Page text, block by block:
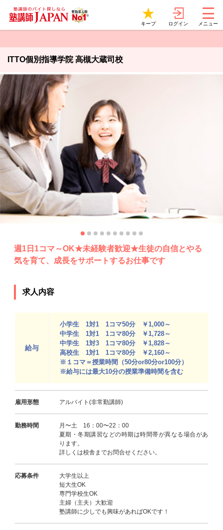
キープ ログイン メニュー
ITTO個別指導学院 高槻大蔵司校
週1日1コマ～OK★未経験者歓迎★生徒の自信とやる
気を育て、成長をサポートするお仕事です
求人内容
給与
小学生 1対1 1コマ50分 ￥1,000～
中学生 1対1 1コマ80分 ￥1,728～
中学生 1対3 1コマ80分 ￥1,828～
高校生 1対1 1コマ80分 ￥2,160～
※１コマ＝授業時間（50分or80分or100分）
※給与には最大10分の授業準備時間を含む
雇用形態 アルバイト(非常勤講師)
勤務時間
月〜土 16：00〜22：00
夏期・冬期講習などの時期は時間帯が異なる場合があ
ります。
詳しくは校舎までお問合せください。
応募条件
大学生以上
短大生OK
専門学校生OK
主婦（主夫）大歓迎
塾講師に少しでも興味があればOKです！